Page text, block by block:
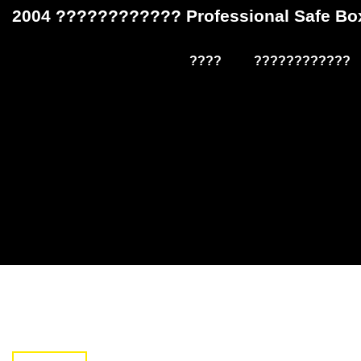
2004 ???????????? Professional Safe
???? ????????????